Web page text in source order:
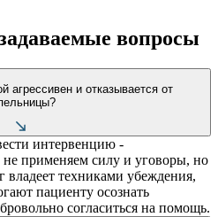
вопросы
агрессивен и отказывается от
интервенцию -
применяем силу и уговоры, но
техниками убеждения,
пациенту осознать
согласиться на помощь.